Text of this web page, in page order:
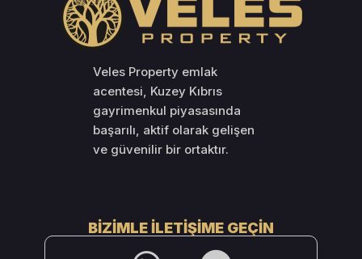
Veles Property emlak
acentesi, Kuzey Kıbrıs
gayrimenkul piyasasında
başarılı, aktif olarak gelişen
ve güvenilir bir ortaktır.
BIZIMLE İLETIŞIME GEÇIN